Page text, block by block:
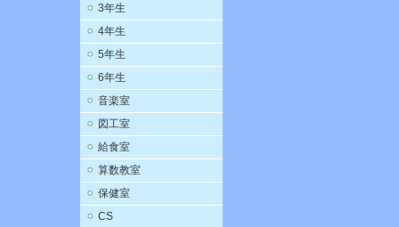
3年生
4年生
5年生
6年生
音楽室
図工室
給食室
算数教室
保健室
CS